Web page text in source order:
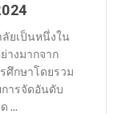
ยเป็นหนึ่งใน
างมากจาก
ศึกษาโดยรวม
การจัดอันดับ
...